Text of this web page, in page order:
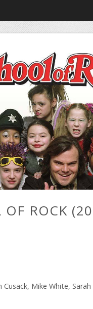
OF ROCK
Cusack, Mike White,